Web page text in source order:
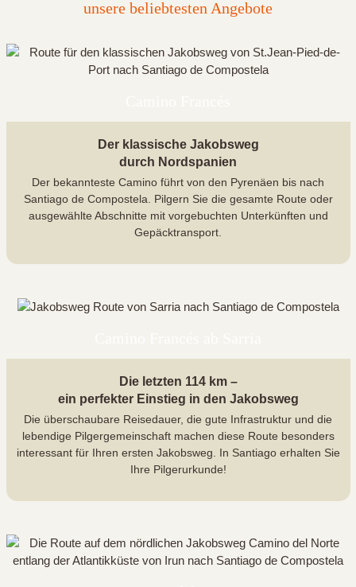
unsere beliebtesten Angebote
Der klassische Jakobsweg
durch Nordspanien
Der bekannteste Camino führt von den Pyrenäen bis nach
Santiago de Compostela. Pilgern Sie die gesamte Route oder
ausgewählte Abschnitte mit vorgebuchten Unterkünften und
Gepäcktransport.
Die letzten 114 km –
ein perfekter Einstieg in den Jakobsweg
Die überschaubare Reisedauer, die gute Infrastruktur und die
lebendige Pilgergemeinschaft machen diese Route besonders
interessant für Ihren ersten Jakobsweg. In Santiago erhalten Sie
Ihre Pilgerurkunde!